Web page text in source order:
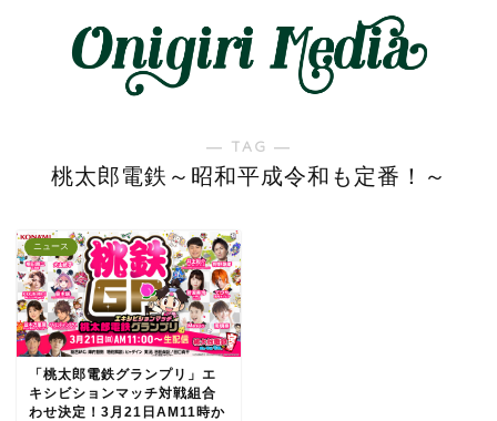
― TAG ―
桃太郎電鉄～昭和平成令和も定番！～
ニュース
「桃太郎電鉄グランプリ」エ
キシビションマッチ対戦組合
わせ決定！3月21日AM11時か